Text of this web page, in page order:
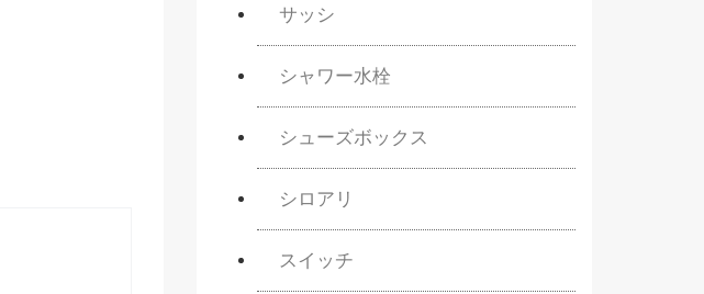
サッシ
シャワー水栓
シューズボックス
シロアリ
スイッチ